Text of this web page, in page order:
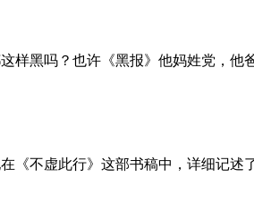
样黑吗？也许《黑报》他妈姓党，他
《不虚此行》这部书稿中，详细记